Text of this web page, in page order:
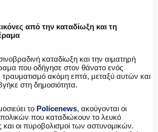
από την καταδίωξη και τη
καταδίωξη και την αιματηρή
που οδήγησε στον θάνατο ενός
ακόμη επτά, μεταξύ αυτών και
στη δημοσιότητα.
το Policenews, ακούγονται οι
που καταδιώκουν το λευκό
και οι πυροβολισμοί των αστυνομικών.